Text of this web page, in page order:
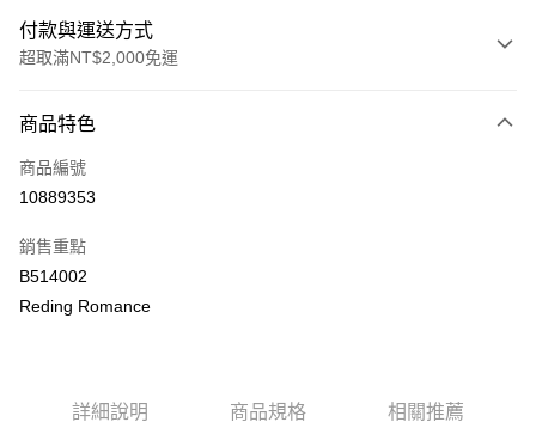
付款與運送方式
超取滿NT$2,000免運
信用卡一次付款
LINE Pay
街口支付
悠遊付
運送方式
商品特色
商品編號
10889353
銷售重點
B514002
Reding Romance
詳細說明 商品規格 相關推薦